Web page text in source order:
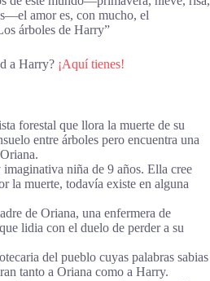
amor es, con mucho, el
árboles de Harry”
a Harry? ¡Aquí tienes!
forestal que llora la muerte de su
entre árboles pero encuentra una
niña de 9 años. Ella cree
la muerte, todavía existe en alguna
de Oriana, una enfermera de
lidia con el duelo de perder a su
del pueblo cuyas palabras sabias
tanto a Oriana como a Harry.